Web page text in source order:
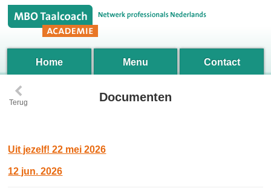
Home Menu Contact
‹
Terug Documenten
Uit jezelf! 22 mei 2026
12 jun. 2026